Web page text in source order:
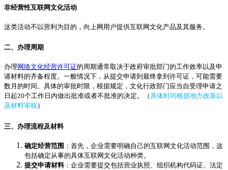
非经营性互联网文化活动
这类活动不以营利为目的，向上网用户提供互联网文化产品及其服务。
二、办理周期
办理 网络文化经营许可证的周期通常取决于政府审批部门的工作效率以及申
请材料的齐备程度。一般情况下，从提交申请到最终拿到许可证，可能需要
数月的时间。具体的审批时限，根据规定，文化行政部门应当自受理申请之
日起20个工作日内做出批准或者不批准的决定。（具体时间根据地方政策以
及材料审核）
三、办理流程及材料
确定经营范围 ：首先，企业需要明确自己的互联网文化活动范围，这
包括确定从事的具体互联网文化活动种类。
提交申请材料：企业需要提交包括营业执照、组织机构代码证、法定